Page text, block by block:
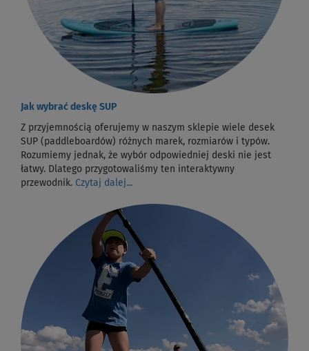
Jak wybrać deskę SUP
Z przyjemnością oferujemy w naszym sklepie wiele desek
SUP (paddleboardów) różnych marek, rozmiarów i typów.
Rozumiemy jednak, że wybór odpowiedniej deski nie jest
łatwy. Dlatego przygotowaliśmy ten interaktywny
przewodnik. Czytaj dalej...